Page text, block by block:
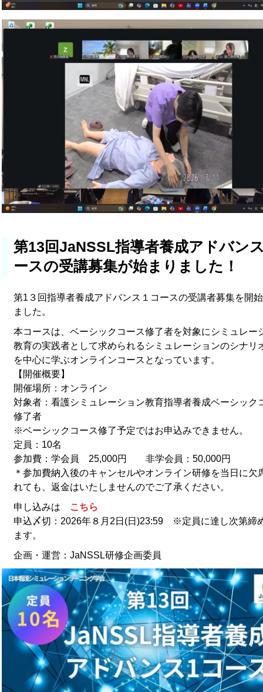
第13回JaNSSL指導者養成アドバン
ースの受講募集が始まりました！
第1３回指導者養成アドバンス１コースの受講者募集を開
ました。
本コースは、ベーシックコース修了者を対象にシミュレー
教育の実践者として求められるシミュレーションのシナリ
を中心に学ぶオンラインコースとなっています。
【開催概要】
開催場所：オンライン
対象者：看護シミュレーション教育指導者養成ベーシック
修了者
※ベーシックコース修了予定ではお申込みできません。
定員：10名
参加費：学会員 25,000円 非学会員：50,000円
＊参加費納入後のキャンセルやオンライン研修を当日に欠
れても、返金はいたしませんのでご了承ください。
申し込みは
こちら
申込〆切：2026年８月2日(日)23:59 ※定員に達し次第締
ます。
企画・運営：JaNSSL研修企画委員